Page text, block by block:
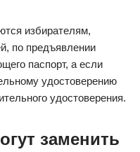
избирателям,
по предъявлении
паспорт, а если
удостоверению
удостоверения.
заменить